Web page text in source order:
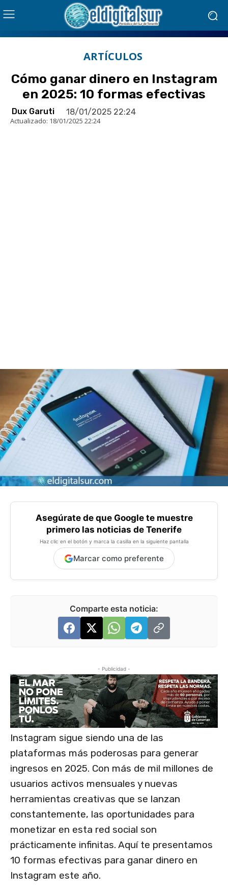
ARTÍCULOS
Cómo ganar dinero en Instagram
en 2025: 10 formas efectivas
Dux Garuti 18/01/2025 22:24
Actualizado: 18/01/2025 22:24
Asegúrate de que Google te muestre
primero las noticias de Tenerife
Haz clic en el botón y marca la casilla en la siguiente pantalla
Marcar como preferente
Comparte esta noticia:
- Publicidad -
Instagram sigue siendo una de las
plataformas más poderosas para generar
ingresos en 2025. Con más de mil millones de
usuarios activos mensuales y nuevas
herramientas creativas que se lanzan
constantemente, las oportunidades para
monetizar en esta red social son
prácticamente infinitas. Aquí te presentamos
10 formas efectivas para ganar dinero en
Instagram este año.